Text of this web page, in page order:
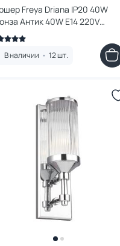
Freya Driana IP20 40W
Антик 40W E14 220V
FL-01-BZ
В наличии • 12 шт.